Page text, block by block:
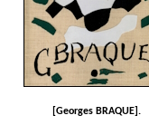
[Georges BRAQUE].